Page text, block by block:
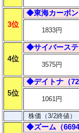
3位
◆東海カーボン
1833円
4位
◆サイバーステ
3575円
5位
◆デイトナ（
1061円
株価（3/2終値）
◆ズーム（6694